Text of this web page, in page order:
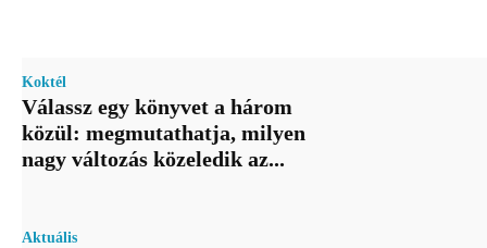
Koktél
Válassz egy könyvet a három
közül: megmutathatja, milyen
nagy változás közeledik az...
Aktuális